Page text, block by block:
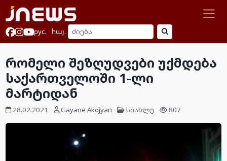
рус. հայ.
რომელი შეზღუდვები უქმდება
საქართველოში 1-ლი
მარტიდან
28.02.2021 Gayane Akojyan სიახლე 807